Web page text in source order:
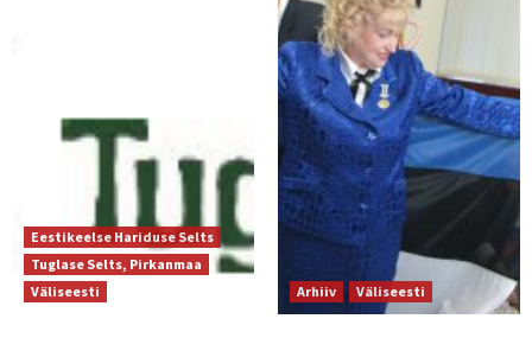
Eestikeelse Hariduse Selts
Tuglase Selts, Pirkanmaa
Väliseesti
Arhiiv Väliseesti